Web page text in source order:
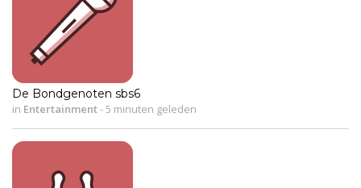
De Bondgenoten sbs6
in Entertainment-5 minuten geleden